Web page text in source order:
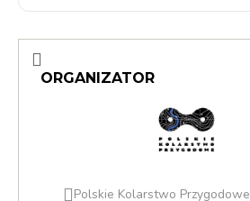
ORGANIZATOR
Polskie Kolarstwo Przygodowe